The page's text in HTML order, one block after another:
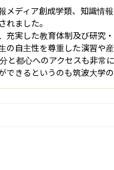
メディア創成学類、知識情
ました。
充実した教育体制及び研究
の自主性を尊重した演習や
と都心へのアクセスも非常
きるというのも筑波大学の